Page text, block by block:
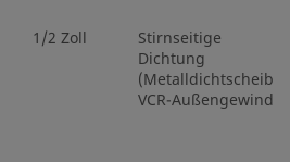
1/2 Zoll
Stirnseitige
Dichtung
(Metalldichtscheibe)
VCR-Außengewinde